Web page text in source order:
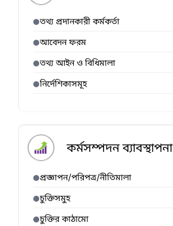
তথ্য প্রদানকারী কর্মকর্তা
আবেদন ফরম
তথ্য আইন ও বিধিমালা
নির্দেশিকাসমূহ
কর্মসম্পদন ব্যাবস্থাপনা
প্রজ্ঞাপন/পরিপত্র/নীতিমালা
চুক্তিসমুহ
চুক্তির কাঠামো